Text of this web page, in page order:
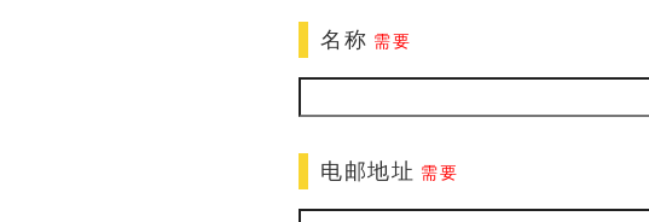
名称 需要
电邮地址 需要